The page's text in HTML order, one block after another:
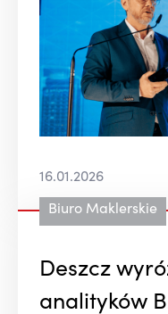
16.01.2026
Biuro Maklerskie
Deszcz
analityków